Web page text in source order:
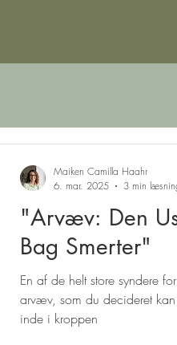
"Arvæv: Den
Bag Smerter"
En af de helt store syndere
arvæv, som du decideret
inde i kroppen
Maiken Camilla Haahr
6. mar. 2025
3 min